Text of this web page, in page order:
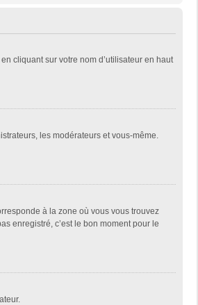
cliquant sur votre nom d’utilisateur en haut
les modérateurs et vous-même.
à la zone où vous vous trouvez
enregistré, c’est le bon moment pour le